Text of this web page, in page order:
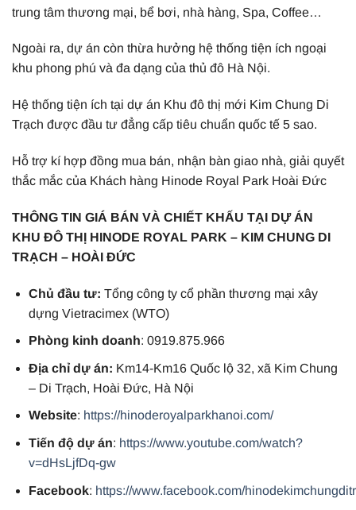
trung tâm thương mại, bể bơi, nhà hàng, Spa, Coffee…
Ngoài ra, dự án còn thừa hưởng hệ thống tiện ích ngoại
khu phong phú và đa dạng của thủ đô Hà Nội.
Hệ thống tiện ích tại dự án Khu đô thị mới Kim Chung Di
Trạch được đầu tư đẳng cấp tiêu chuẩn quốc tế 5 sao.
Hỗ trợ kí hợp đồng mua bán, nhận bàn giao nhà, giải quyết
thắc mắc của Khách hàng Hinode Royal Park Hoài Đức
THÔNG TIN GIÁ BÁN VÀ CHIẾT KHẤU TẠI DỰ ÁN
KHU ĐÔ THỊ HINODE ROYAL PARK – KIM CHUNG DI
TRẠCH – HOÀI ĐỨC
Chủ đầu tư: Tổng công ty cổ phần thương mại xây
dựng Vietracimex (WTO)
Phòng kinh doanh: 0919.875.966
Địa chỉ dự án: Km14-Km16 Quốc lộ 32, xã Kim Chung
– Di Trạch, Hoài Đức, Hà Nội
Website: https://hinoderoyalparkhanoi.com/
Tiến độ dự án: https://www.youtube.com/watch?
v=dHsLjfDq-gw
Facebook: https://www.facebook.com/